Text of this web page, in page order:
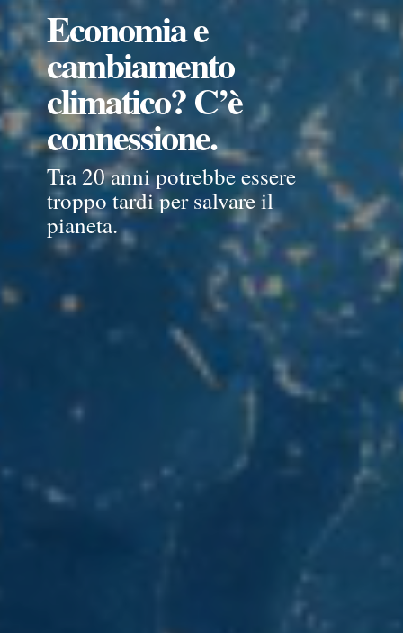
Economia e
cambiamento
climatico? C’è
connessione.
Tra 20 anni potrebbe essere
troppo tardi per salvare il
pianeta.